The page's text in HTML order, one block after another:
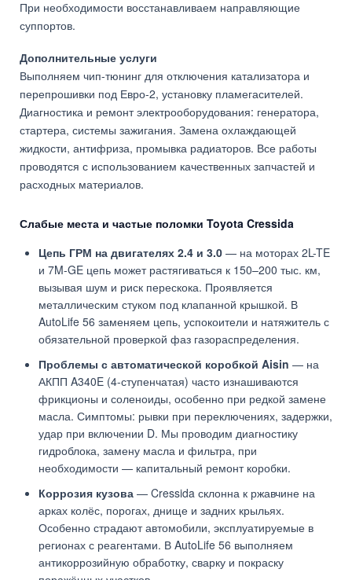
При необходимости восстанавливаем направляющие
суппортов.
Дополнительные услуги
Выполняем чип-тюнинг для отключения катализатора и
перепрошивки под Евро-2, установку пламегасителей.
Диагностика и ремонт электрооборудования: генератора,
стартера, системы зажигания. Замена охлаждающей
жидкости, антифриза, промывка радиаторов. Все работы
проводятся с использованием качественных запчастей и
расходных материалов.
Слабые места и частые поломки Toyota Cressida
Цепь ГРМ на двигателях 2.4 и 3.0 — на моторах 2L-TE
и 7M-GE цепь может растягиваться к 150–200 тыс. км,
вызывая шум и риск перескока. Проявляется
металлическим стуком под клапанной крышкой. В
AutoLife 56 заменяем цепь, успокоители и натяжитель с
обязательной проверкой фаз газораспределения.
Проблемы с автоматической коробкой Aisin — на
АКПП A340E (4-ступенчатая) часто изнашиваются
фрикционы и соленоиды, особенно при редкой замене
масла. Симптомы: рывки при переключениях, задержки,
удар при включении D. Мы проводим диагностику
гидроблока, замену масла и фильтра, при
необходимости — капитальный ремонт коробки.
Коррозия кузова — Cressida склонна к ржавчине на
арках колёс, порогах, днище и задних крыльях.
Особенно страдают автомобили, эксплуатируемые в
регионах с реагентами. В AutoLife 56 выполняем
антикоррозийную обработку, сварку и покраску